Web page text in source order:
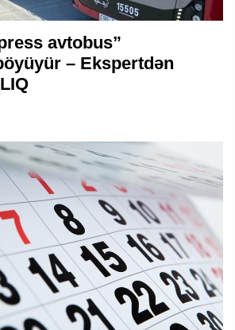
avtobus”
– Ekspertdən